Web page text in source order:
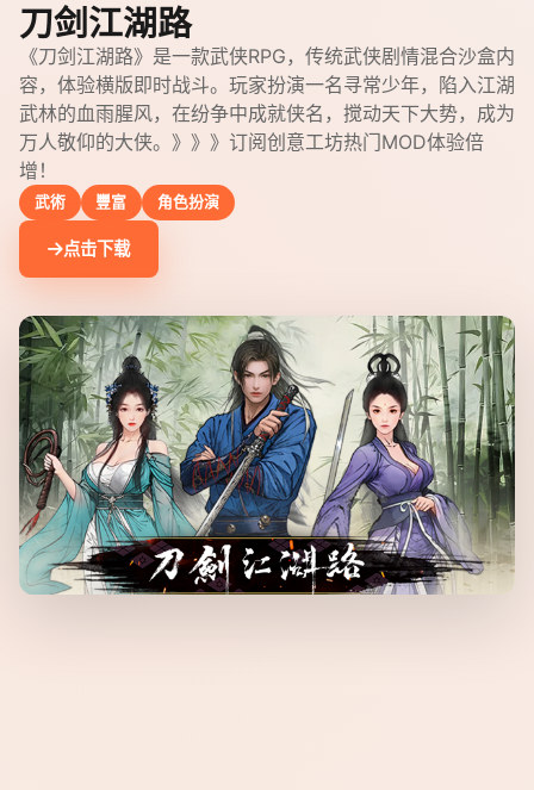
刀剑江湖路
《刀剑江湖路》是一款武侠RPG，传统武侠剧情混合沙盒内
容，体验横版即时战斗。玩家扮演一名寻常少年，陷入江湖
武林的血雨腥风，在纷争中成就侠名，搅动天下大势，成为
万人敬仰的大侠。》》》订阅创意工坊热门MOD体验倍
增！
武術 豐富 角色扮演
点击下载